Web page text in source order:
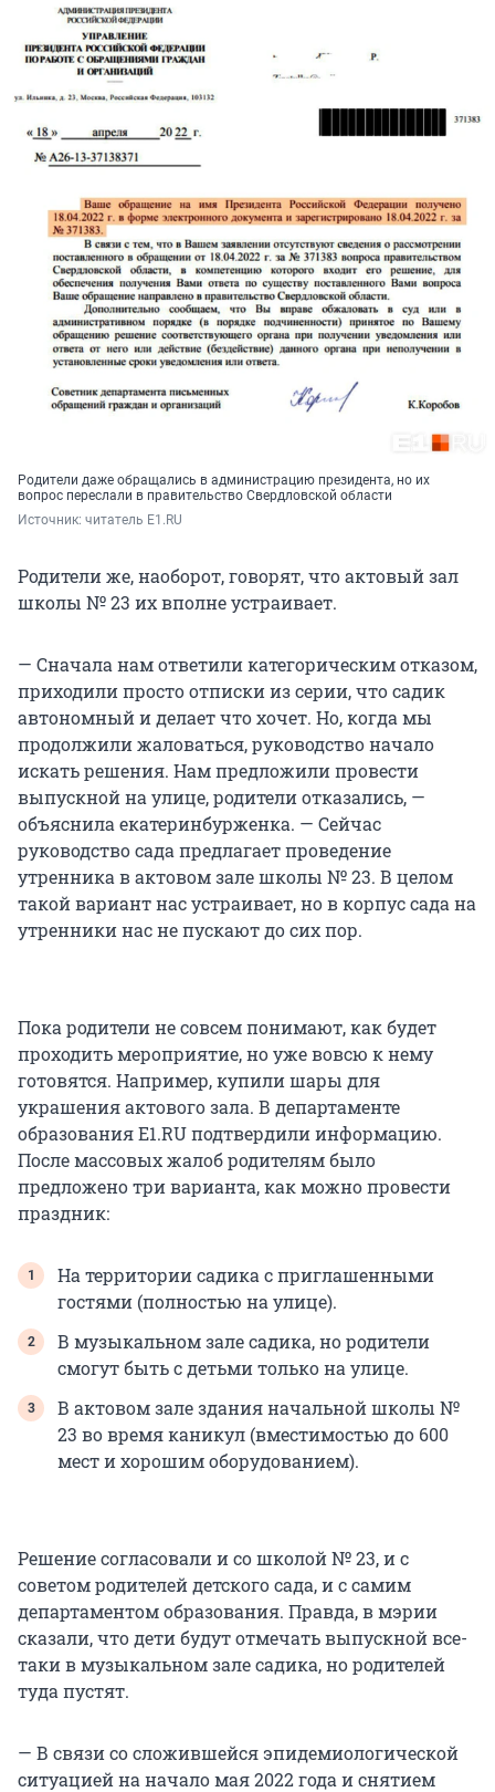
Родители даже обращались в администрацию президента, но их
вопрос переслали в правительство Свердловской области
Источник: читатель E1.RU
Родители же, наоборот, говорят, что актовый зал
школы № 23 их вполне устраивает.
— Сначала нам ответили категорическим отказом,
приходили просто отписки из серии, что садик
автономный и делает что хочет. Но, когда мы
продолжили жаловаться, руководство начало
искать решения. Нам предложили провести
выпускной на улице, родители отказались, —
объяснила екатеринбурженка. — Сейчас
руководство сада предлагает проведение
утренника в актовом зале школы № 23. В целом
такой вариант нас устраивает, но в корпус сада на
утренники нас не пускают до сих пор.
Пока родители не совсем понимают, как будет
проходить мероприятие, но уже вовсю к нему
готовятся. Например, купили шары для
украшения актового зала. В департаменте
образования E1.RU подтвердили информацию.
После массовых жалоб родителям было
предложено три варианта, как можно провести
праздник:
На территории садика с приглашенными
гостями (полностью на улице).
В музыкальном зале садика, но родители
смогут быть с детьми только на улице.
В актовом зале здания начальной школы №
23 во время каникул (вместимостью до 600
мест и хорошим оборудованием).
Решение согласовали и со школой № 23, и с
советом родителей детского сада, и с самим
департаментом образования. Правда, в мэрии
сказали, что дети будут отмечать выпускной все-
таки в музыкальном зале садика, но родителей
туда пустят.
— В связи со сложившейся эпидемиологической
ситуацией на начало мая 2022 года и снятием